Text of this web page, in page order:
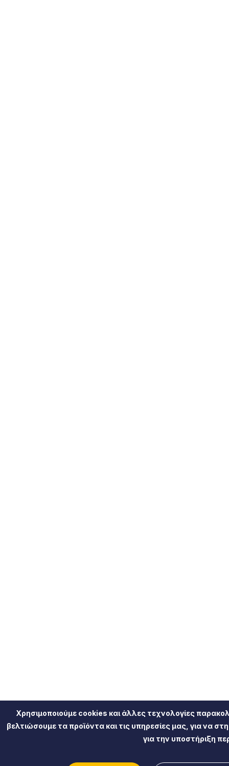
Χρησιμοποιούμε cookies και άλλες τεχνολογίες
βελτιώσουμε τα προϊόντα και τις υπηρεσίες μας, για να
για την υποστήριξη